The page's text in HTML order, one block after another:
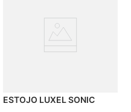
ESTOJO LUXEL SONIC